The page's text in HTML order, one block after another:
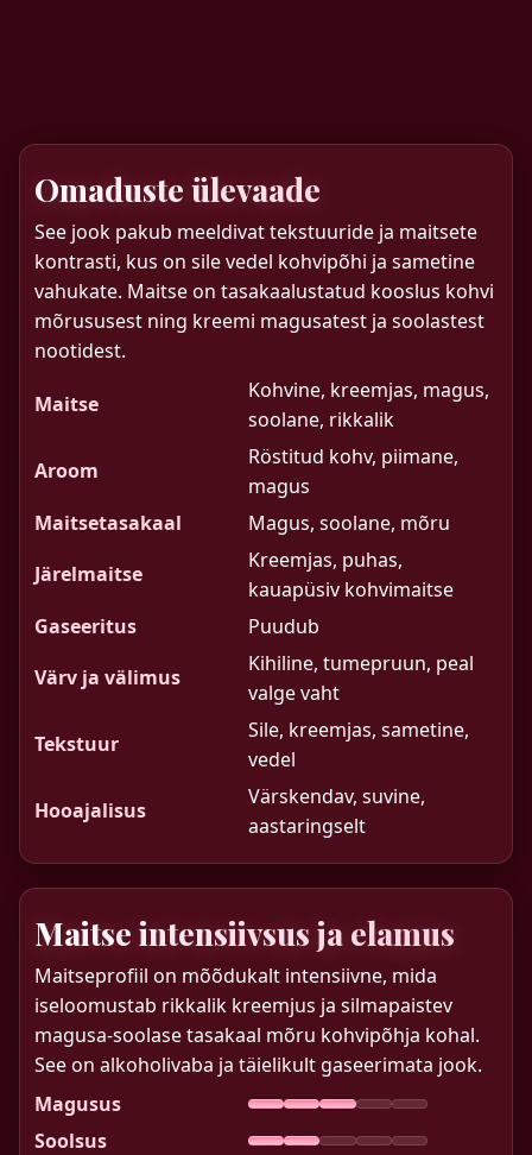
Omaduste ülevaade
See jook pakub meeldivat tekstuuride ja maitsete
kontrasti, kus on sile vedel kohvipõhi ja sametine
vahukate. Maitse on tasakaalustatud kooslus kohvi
mõrususest ning kreemi magusatest ja soolastest
nootidest.
Maitse
Kohvine, kreemjas, magus,
soolane, rikkalik
Aroom
Röstitud kohv, piimane,
magus
Maitsetasakaal
Magus, soolane, mõru
Järelmaitse
Kreemjas, puhas,
kauapüsiv kohvimaitse
Gaseeritus
Puudub
Värv ja välimus
Kihiline, tumepruun, peal
valge vaht
Tekstuur
Sile, kreemjas, sametine,
vedel
Hooajalisus
Värskendav, suvine,
aastaringselt
Maitse intensiivsus ja elamus
Maitseprofiil on mõõdukalt intensiivne, mida
iseloomustab rikkalik kreemjus ja silmapaistev
magusa-soolase tasakaal mõru kohvipõhja kohal.
See on alkoholivaba ja täielikult gaseerimata jook.
Magusus
Soolsus